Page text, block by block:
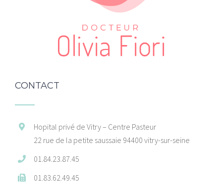
CONTACT
Hopital privé de Vitry – Centre Pasteur
22 rue de la petite saussaie 94400 vitry-sur-seine
01.84.23.87.45
01.83.62.49.45